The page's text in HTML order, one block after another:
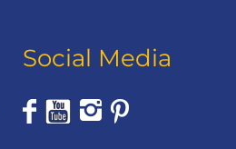
Social Media